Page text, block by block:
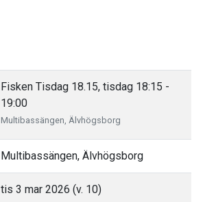
Fisken Tisdag 18.15, tisdag 18:15 -
19:00
Multibassängen, Älvhögsborg
Multibassängen, Älvhögsborg
tis 3 mar 2026 (v. 10)